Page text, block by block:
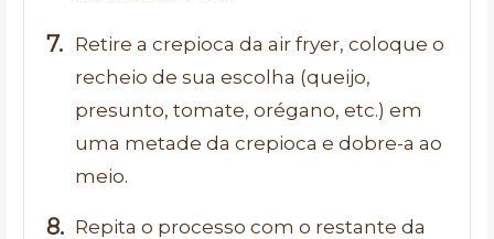
Retire a crepioca da air fryer, coloque o
recheio de sua escolha (queijo,
presunto, tomate, orégano, etc.) em
uma metade da crepioca e dobre-a ao
meio.
Repita o processo com o restante da